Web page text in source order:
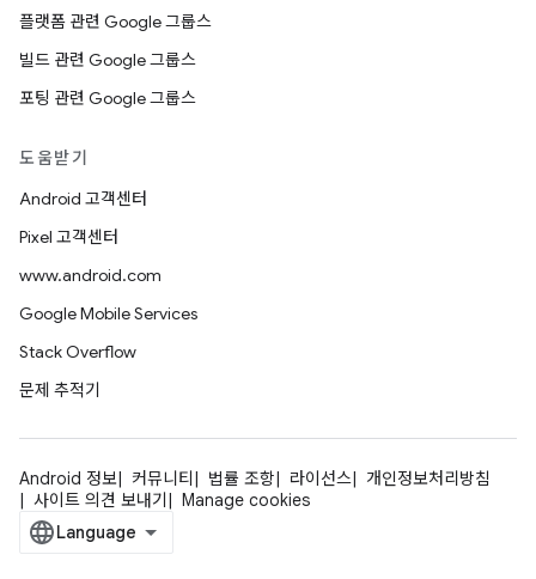
플랫폼 관련 Google 그룹스
빌드 관련 Google 그룹스
포팅 관련 Google 그룹스
도움받기
Android 고객센터
Pixel 고객센터
www.android.com
Google Mobile Services
Stack Overflow
문제 추적기
Android 정보 커뮤니티 법률 조항 라이선스
개인정보처리방침
사이트 의견 보내기
Manage cookies